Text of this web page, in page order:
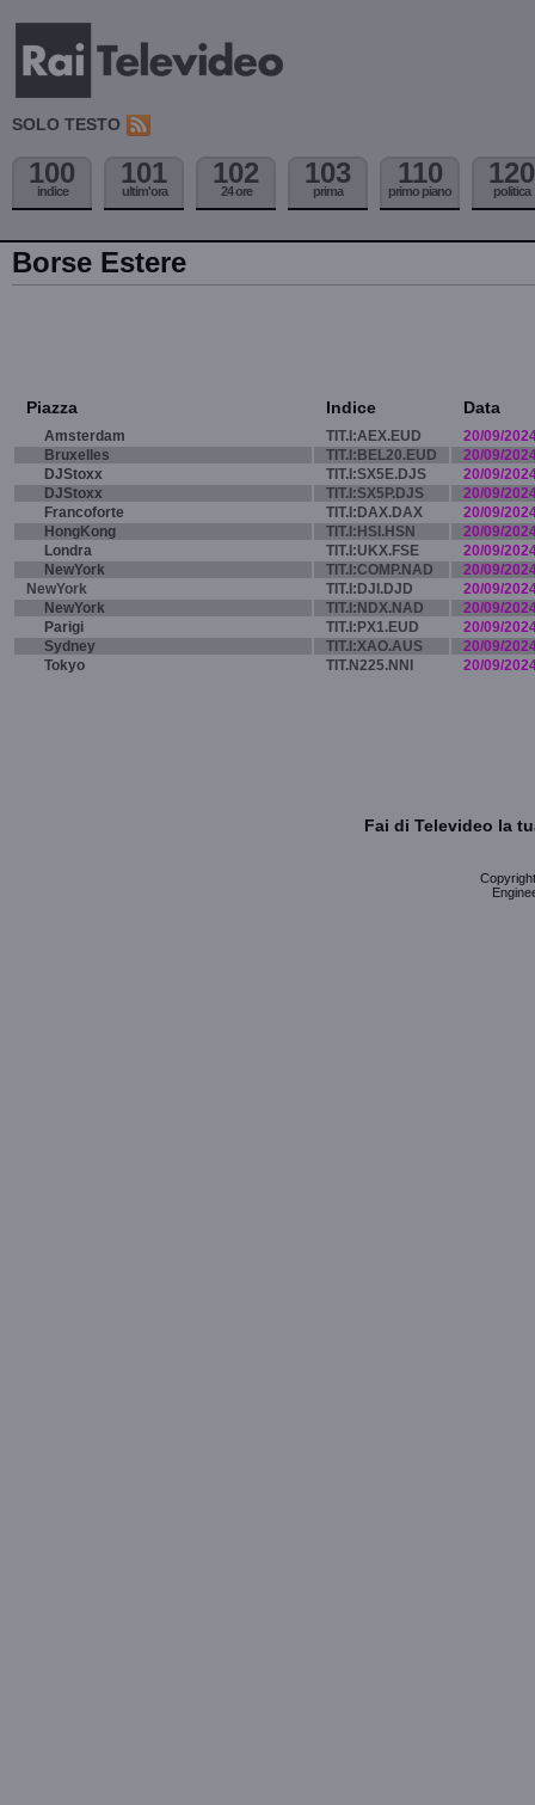
SOLO TESTO
100
indice
101
ultim'ora
102
24 ore
103
prima
110
primo piano
120
politica
Borse Estere
Piazza Indice Data
Amsterdam TIT.I:AEX.EUD
20/09/
Bruxelles
TIT.I:BEL20.EUD
20/09/
DJStoxx
TIT.I:SX5E.DJS
20/09/
DJStoxx
TIT.I:SX5P.DJS
20/09/
Francoforte
TIT.I:DAX.DAX
20/09/
HongKong
TIT.I:HSI.HSN
20/09/
Londra
TIT.I:UKX.FSE
20/09/
NewYork
TIT.I:COMP.NAD
20/09/
NewYork
TIT.I:DJI.DJD
20/09/
NewYork
TIT.I:NDX.NAD
20/09/
Parigi
TIT.I:PX1.EUD
20/09/
Sydney
TIT.I:XAO.AUS
20/09/
Tokyo
TIT.N225.NNI 20/09/
Fai di Televideo la